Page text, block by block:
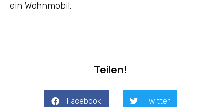
ein Wohnmobil.
Teilen!
Facebook Twitter